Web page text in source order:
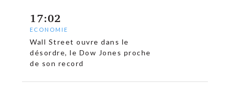
17:02
ECONOMIE
Wall Street ouvre dans le
désordre, le Dow Jones proche
de son record